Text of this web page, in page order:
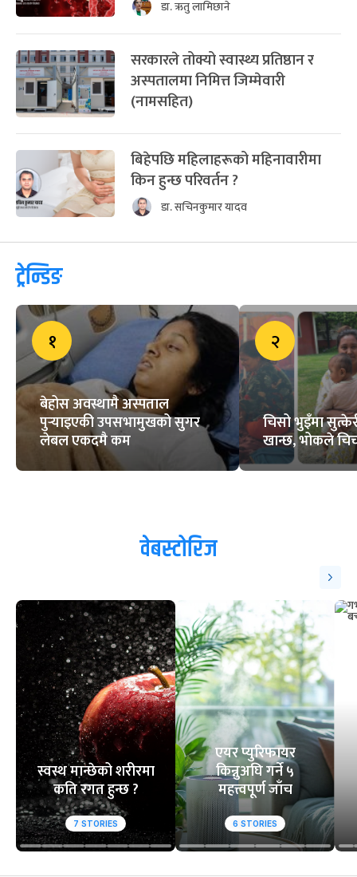
डा. ऋतु लामिछाने
सरकारले तोक्यो स्वास्थ्य प्रतिष्ठान र
अस्पतालमा निमित्त जिम्मेवारी
(नामसहित)
बिहेपछि महिलाहरूको महिनावारीमा
किन हुन्छ परिवर्तन ?
डा. सचिनकुमार यादव
ट्रेन्डिङ
१
बेहोस अवस्थामै अस्पताल
पुर्‍याइएकी उपसभामुखको सुगर
लेबल एकदमै कम
२
चिसो भुइँमा
खान्छ, भोकले
वेबस्टोरिज
स्वस्थ मान्छेको शरीरमा
कति रगत हुन्छ ?
7 STORIES
एयर प्युरिफायर
किन्नुअघि गर्ने ५
महत्त्वपूर्ण जाँच
6 STORIES